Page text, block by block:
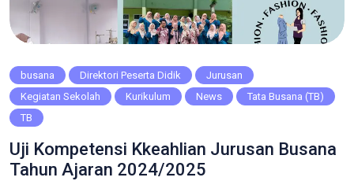
busana Direktori Peserta Didik
Jurusan
Kegiatan Sekolah
Kurikulum News
Tata Busana (TB)
TB
Uji Kompetensi Kkeahlian Jurusan Busana
Tahun Ajaran 2024/2025